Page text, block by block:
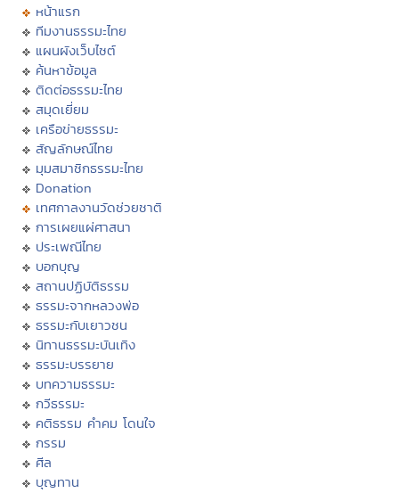
หน้าแรก
ทีมงานธรรมะไทย
แผนผังเว็บไซต์
ค้นหาข้อมูล
ติดต่อธรรมะไทย
สมุดเยี่ยม
เครือข่ายธรรมะ
สัญลักษณ์ไทย
มุมสมาชิกธรรมะไทย
Donation
เทศกาลงานวัดช่วยชาติ
การเผยแผ่ศาสนา
ประเพณีไทย
บอกบุญ
สถานปฏิบัติธรรม
ธรรมะจากหลวงพ่อ
ธรรมะกับเยาวชน
นิทานธรรมะบันเทิง
ธรรมะบรรยาย
บทความธรรมะ
กวีธรรมะ
คติธรรม คำคม โดนใจ
กรรม
ศีล
บุญทาน